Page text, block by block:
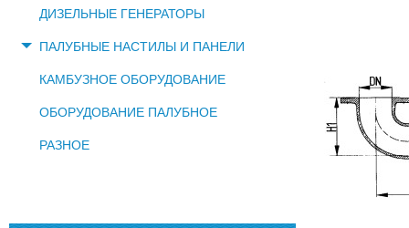
ДИЗЕЛЬНЫЕ ГЕНЕРАТОРЫ
ПАЛУБНЫЕ НАСТИЛЫ И ПАНЕЛИ
КАМБУЗНОЕ ОБОРУДОВАНИЕ
ОБОРУДОВАНИЕ ПАЛУБНОЕ
РАЗНОЕ